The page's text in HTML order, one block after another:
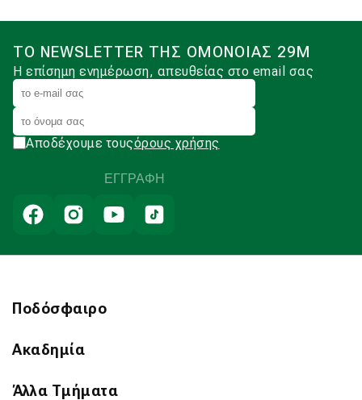
ΤΟ NEWSLETTER ΤΗΣ ΟΜΟΝΟΙΑΣ 29Μ
Η επίσημη ενημέρωση, απευθείας στο email σας
Αποδέχουμε τουςόρους χρήσης
Ποδόσφαιρο
Ακαδημία
Άλλα Τμήματα